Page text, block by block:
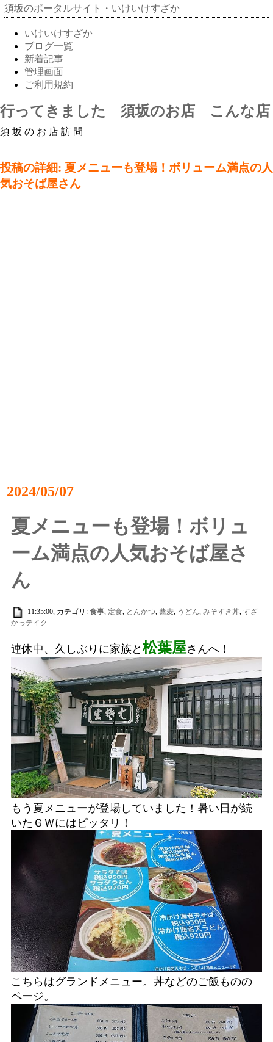
須坂のポータルサイト・いけいけすざか
いけいけすざか
ブログ一覧
新着記事
管理画面
ご利用規約
行ってきました 須坂のお店 こんな店
須坂のお店訪問
投稿の詳細: 夏メニューも登場！ボリューム満点の人
気おそば屋さん
2024/05/07
夏メニューも登場！ボリュ
ーム満点の人気おそば屋さ
ん
11:35:00, カテゴリ:食事, 定食, とんかつ,蕎麦, うどん,みそすき丼,すざ
かっテイク
連休中、久しぶりに家族と松葉屋さんへ！
もう夏メニューが登場していました！暑い日が続
いたＧＷにはピッタリ！
こちらはグランドメニュー。丼などのご飯ものの
ページ。